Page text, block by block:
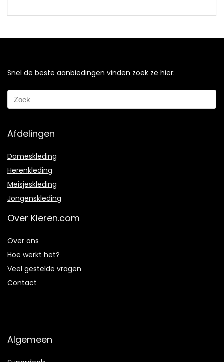
Snel de beste aanbiedingen vinden zoek ze hier:
Afdelingen
Dameskleding
Herenkleding
Meisjeskleding
Jongenskleding
Over Kleren.com
Over ons
Hoe werkt het?
Veel gestelde vragen
Contact
Algemeen